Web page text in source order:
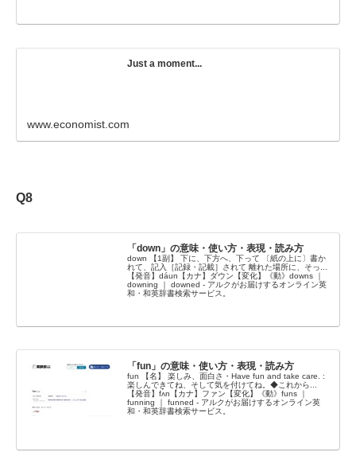
Just a moment...
www.economist.com
Q8
「down」の意味・使い方・表現・読み方
down 【1副】 下に、下方へ、下って 〔紙の上に〕書か
れて、記入［記録・記載］されて 離れた場所に、そっ...
【発音】dáun【カナ】ダウン【変化】《動》downs ｜
downing ｜ downed - アルクがお届けするオンライン英
和・和英辞書検索サービス。
「fun」の意味・使い方・表現・読み方
fun 【名】 楽しみ、面白さ・Have fun and take care. :
楽しんできてね、そして気を付けてね。◆これから...
【発音】fʌ́n【カナ】ファン【変化】《動》funs ｜
funning ｜ funned - アルクがお届けするオンライン英
和・和英辞書検索サービス。